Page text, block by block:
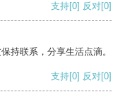
支持[0] 反对[0]
持联系，分享生活点滴。
支持[0] 反对[0]